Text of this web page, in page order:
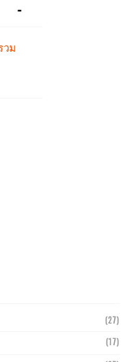
(27)
(17)